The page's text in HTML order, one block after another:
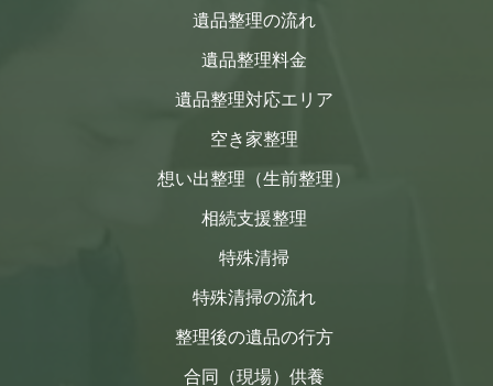
遺品整理の流れ
遺品整理料金
遺品整理対応エリア
空き家整理
想い出整理（生前整理）
相続支援整理
特殊清掃
特殊清掃の流れ
整理後の遺品の行方
合同（現場）供養